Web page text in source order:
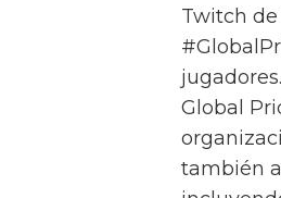
Twitch
Global
también